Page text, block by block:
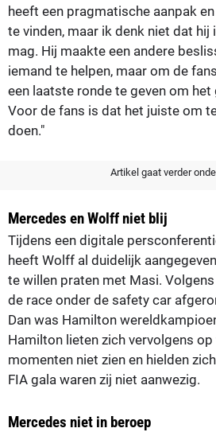
heeft een pragmatische aanpak
te vinden, maar ik denk niet dat
mag. Hij maakte een andere
iemand te helpen, maar om de
een laatste ronde te geven om
Voor de fans is dat het juiste om
doen."
Artikel gaat verder
Mercedes en Wolff niet blij
Tijdens een digitale
heeft Wolff al duidelijk
te willen praten met Masi.
de race onder de safety car
Dan was Hamilton
Hamilton lieten zich vervolgens
momenten niet zien en hielden
FIA gala waren zij niet aanwezig.
Mercedes niet in beroep